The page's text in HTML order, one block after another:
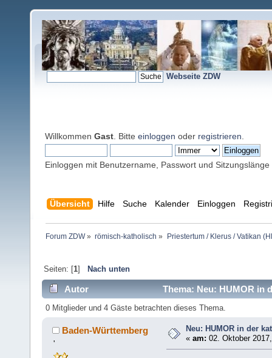
Webseite ZDW
Willkommen Gast . Bitte einloggen oder registrieren
Einloggen mit Benutzername, Passwort und Sitzungslänge
Übersicht Hilfe Suche Kalender Einloggen
Forum ZDW» römisch-katholisch » Priestertum / Klerus / Vatikan
Seiten: [1] Nach unten
Autor Thema: Neu: HUMOR in
0 Mitglieder und 4 Gäste betrachten dieses Thema.
Baden-Württemberg
'
Neu: HUMOR in der
«am: 02. Oktober